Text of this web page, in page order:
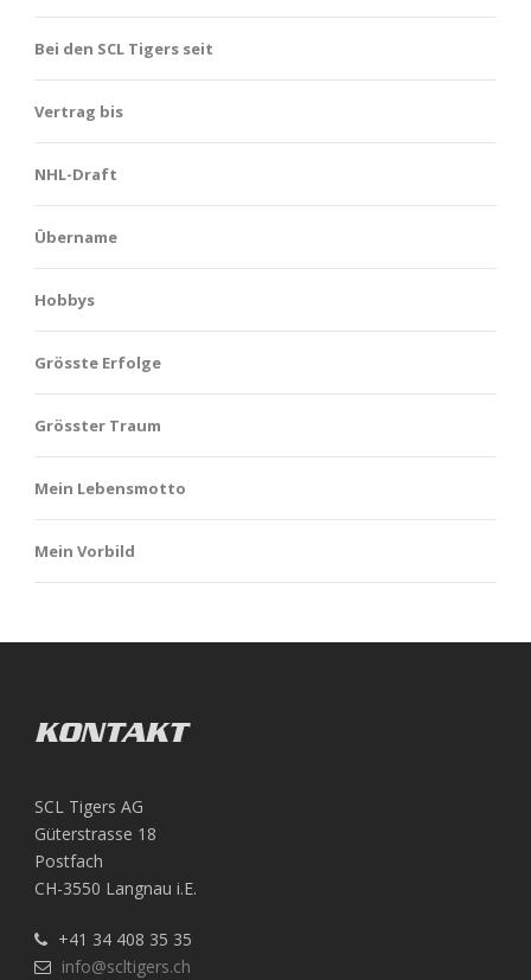
Bei den SCL Tigers seit
Vertrag bis
NHL-Draft
Übername
Hobbys
Grösste Erfolge
Grösster Traum
Mein Lebensmotto
Mein Vorbild
KONTAKT
SCL Tigers AG
Güterstrasse 18
Postfach
CH-3550 Langnau i.E.
+41 34 408 35 35
info@scltigers.ch